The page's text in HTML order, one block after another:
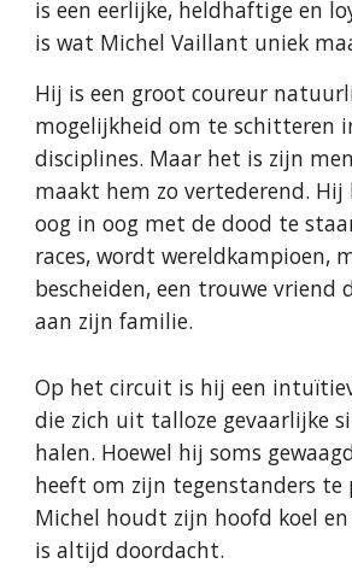
is een eerlijke, heldhaftige en
is wat Michel Vaillant uniek
Hij is een groot coureur
mogelijkheid om te schitteren
disciplines. Maar het is zijn
maakt hem zo vertederend.
oog in oog met de dood te
races, wordt wereldkampioen,
bescheiden, een trouwe vriend
aan zijn familie.
Op het circuit is hij een
die zich uit talloze gevaarlijke
halen. Hoewel hij soms
heeft om zijn tegenstanders te
Michel houdt zijn hoofd koel
is altijd doordacht.